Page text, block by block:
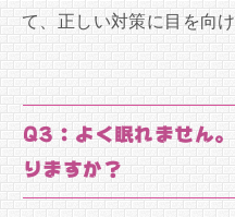
て、正しい対策に目を向
Q3：よく眠れません
りますか？